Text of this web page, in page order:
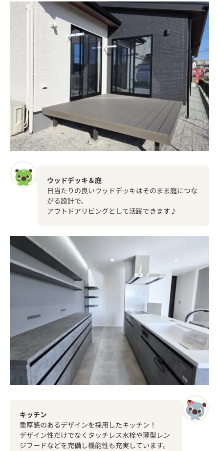
ウッドデッキ＆庭
日当たりの良いウッドデッキはそのまま庭につな
がる設計で、
アウトドアリビングとして活躍できます♪
キッチン
重厚感のあるデザインを採用したキッチン！
デザイン性だけでなくタッチレス水栓や薄型レン
ジフードなどを完備し機能性も充実しています。